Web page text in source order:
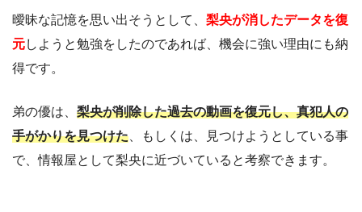
曖昧な記憶を思い出そうとして、 梨央が消したデータを復
元しようと勉強をしたのであれば、機会に強い理由にも納
得です。
弟の優は、 梨央が削除した過去の動画を復元し、真犯人の
手がかりを見つけた 、もしくは、見つけようとしている事
で、情報屋として梨央に近づいていると考察できます。